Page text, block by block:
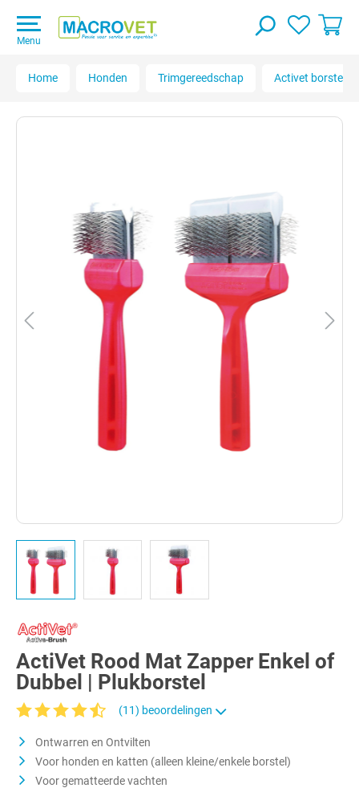
Menu
Home Honden Trimgereedschap Activet borstels
ActiVet Rood Mat Zapper Enkel of
Dubbel | Plukborstel
(11) beoordelingen
Ontwarren en Ontvilten
Voor honden en katten (alleen kleine/enkele borstel)
Voor gematteerde vachten